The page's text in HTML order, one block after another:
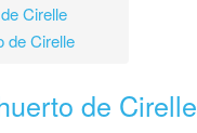
Cirelle
de Cirelle
de Cirelle